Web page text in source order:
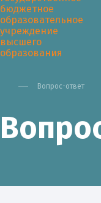
Вопрос-ответ